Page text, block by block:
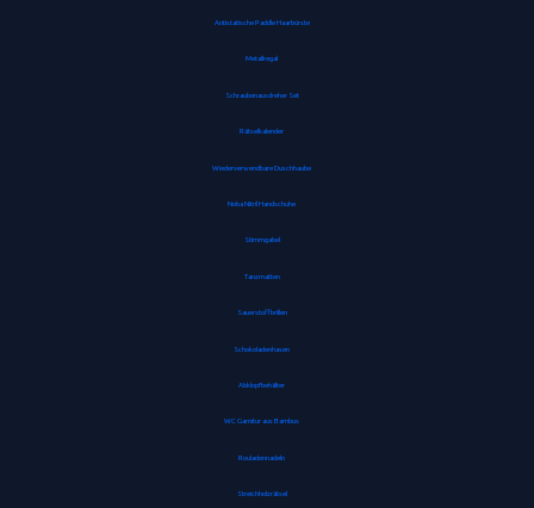
Antistatische Paddle Haarbürste
Metallregal
Schraubenausdreher Set
Rätselkalender
Wiederverwendbare Duschhaube
Noba Nitril Handschuhe
Stimmgabel
Tanzmatten
Sauerstoffbrillen
Schokoladenhasen
Abklopfbehälter
WC Garnitur aus Bambus
Rouladennadeln
Streichholzrätsel